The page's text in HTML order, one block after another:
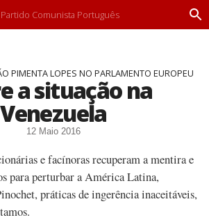
Partido Comunista Português
P
PIMENTA LOPES NO PARLAMENTO EUROPEU
a situação na
Venezuela
12 Maio 2016
e facínoras recuperam a mentira e
para perturbar a América Latina,
práticas de ingerência inaceitáveis,